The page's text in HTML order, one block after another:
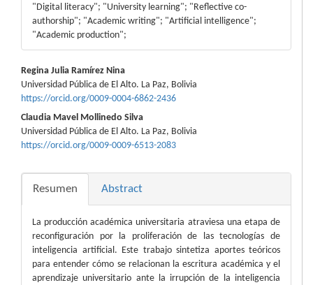
"Digital literacy"; "University learning"; "Reflective co-
authorship"; "Academic writing"; "Artificial intelligence";
"Academic production";
Contenido
principal
del
artículo
Regina Julia Ramírez Nina
Universidad Pública de El Alto. La Paz, Bolivia
https://orcid.org/0009-0004-6862-2436
Claudia Mavel Mollinedo Silva
Universidad Pública de El Alto. La Paz, Bolivia
https://orcid.org/0009-0009-6513-2083
Resumen Abstract
La producción académica universitaria atraviesa una etapa de
reconfiguración por la proliferación de las tecnologías de
inteligencia artificial. Este trabajo sintetiza aportes teóricos
para entender cómo se relacionan la escritura académica y el
aprendizaje universitario ante la irrupción de la inteligencia